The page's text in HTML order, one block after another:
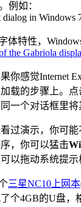
例如：
体特性，
你感觉Internet
载的步骤上。点
一个对话框里将
过演示，你可
，你可以猛击
以拖动系统提
三星NC10上网本
个4GB的U盘，